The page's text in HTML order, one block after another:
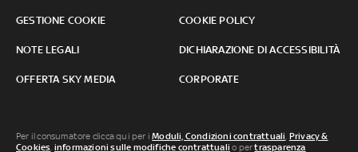
GESTIONE COOKIE COOKIE POLICY
NOTE LEGALI DICHIARAZIONE DI ACCESSIBILITÀ
OFFERTA SKY MEDIA CORPORATE
Per il consumatore clicca qui per iModuli, Condizioni contrattuali, Privacy &
Cookies, informazioni sulle modifiche contrattuali o pertrasparenza